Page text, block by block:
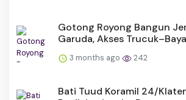
Gotong Royong Bangun
Garuda, Akses
3 months ago 242
Bati Tuud Koramil 24/